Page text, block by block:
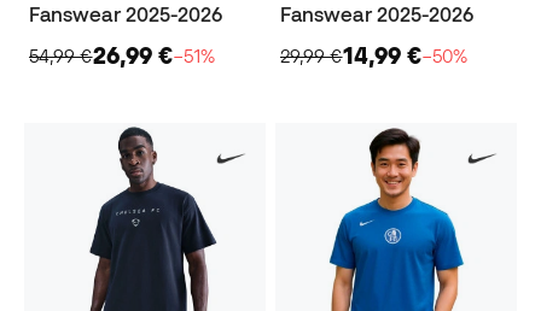
Fanswear 2025-2026
54,99 €26,99 €−51%
Fanswear 2025-2026
29,99 €14,99 €−50%